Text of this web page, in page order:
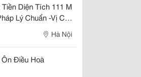
Diện Tích 111 M
Lý Chuẩn -Vị Chí
Mát ,Đất NằmHà Nội
Điều Hoà